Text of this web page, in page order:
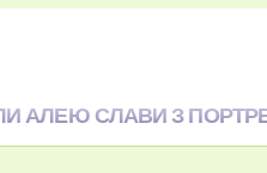
АЛЕЮ СЛАВИ З